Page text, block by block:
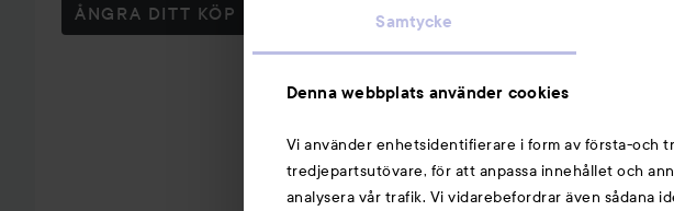
Samtycke
Denna webbplats använder cookies
Vi använder enhetsidentifierare i form av första-och
tredjepartsutövare, för att anpassa innehållet och
analysera vår trafik. Vi vidarebefordrar även sådana
ÅNGRA DITT KÖP
Michael Edwards
Cookie Consent
Partners
Du